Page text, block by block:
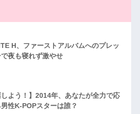
H、ファーストアルバムへのプレッ
夜も寝れず激やせ
しよう！】2014年、あなたが全力で応
性K-POPスターは誰？